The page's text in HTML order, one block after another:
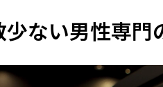
ない男性専門